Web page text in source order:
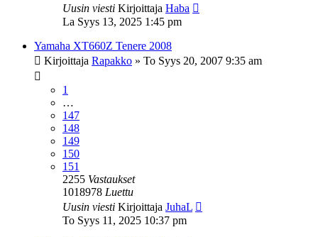
Uusin viesti Kirjoittaja Haba
La Syys 13, 2025 1:45 pm
Yamaha XT660Z Tenere 2008
Kirjoittaja Rapakko » To Syys 20, 2007 9:35 am
1
…
147
148
149
150
151
2255 Vastaukset
1018978 Luettu
Uusin viesti Kirjoittaja JuhaL
To Syys 11, 2025 10:37 pm